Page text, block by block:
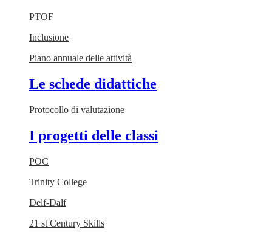
PTOF
Inclusione
Piano annuale delle attività
Le schede didattiche
Protocollo di valutazione
I progetti delle classi
POC
Trinity College
Delf-Dalf
21 st Century Skills